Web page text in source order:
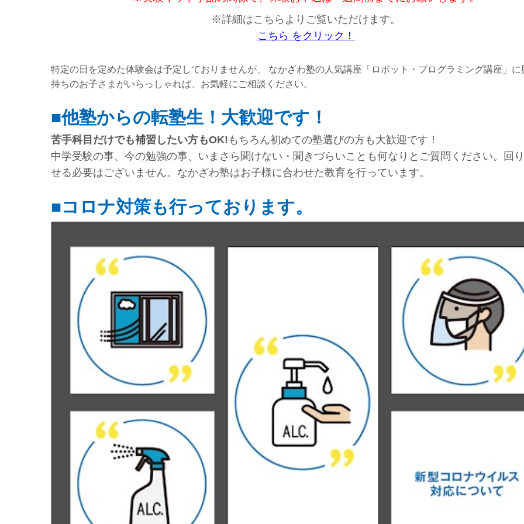
※詳細はこちらよりご覧いただけます。
こちら をクリック！
特定の日を定めた体験会は予定しておりませんが、 なかざわ塾の人気講座「ロボット・プログラミング講座」に
持ちのお子さまがいらっしゃれば、お気軽にご相談ください。
■他塾からの転塾生！大歓迎です！
苦手科目だけでも補習したい方もOK! もちろん初めての塾選びの方も大歓迎です！
中学受験の事、今の勉強の事、いまさら聞けない・聞きづらいことも何なりとご質問ください。回
せる必要はございません。なかざわ塾はお子様に合わせた教育を行っています。
■コロナ対策も行っております。